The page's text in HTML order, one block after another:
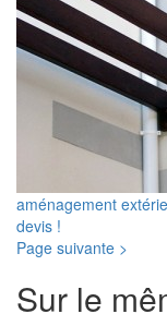
aménagement
devis !
Page suivante >
Sur le